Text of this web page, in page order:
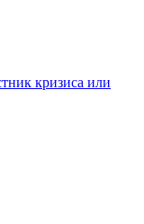
кризиса или